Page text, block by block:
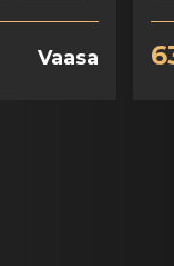
Vaasa